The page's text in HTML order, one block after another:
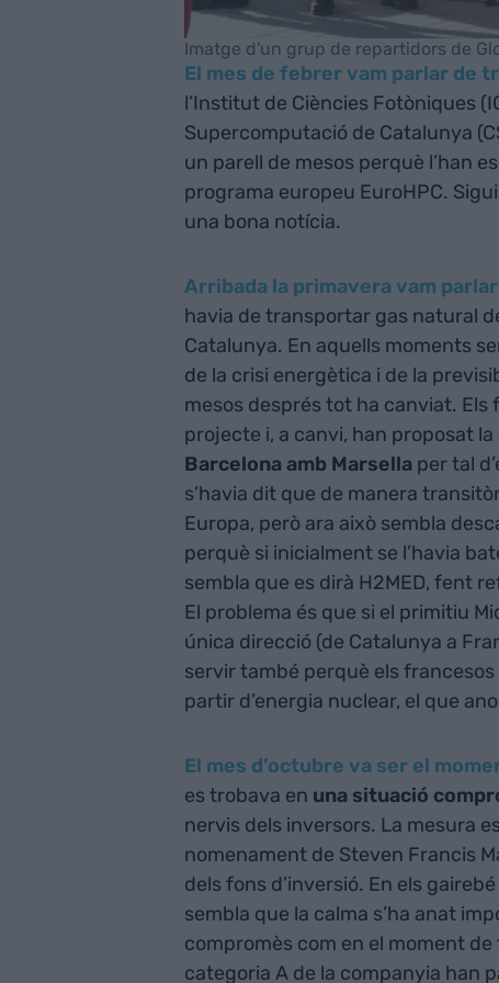
Imatge d'un grup de repartidors de
El mes de febrer vam parlar de
l’Institut de Ciències Fotòniques
Supercomputació de Catalunya
un parell de mesos perquè l’han
programa europeu EuroHPC.
una bona notícia.
Arribada la primavera vam
havia de transportar gas natural
Catalunya. En aquells moments
de la crisi energètica i de la
mesos després tot ha canviat.
projecte i, a canvi, han proposat la
Barcelona amb Marsellaper tal
s’havia dit que de manera
Europa, però ara això sembla
perquè si inicialment se l’havia
sembla que es dirà H2MED, fent
El problema és que si el primitiu
única direcció (de Catalunya a
servir també perquè els
partir d’energia nuclear, el que
El mes d’octubre va ser el
es trobava en una situació
nervis dels inversors. La mesura
nomenament de Steven Francis
dels fons d’inversió. En els
sembla que la calma s’ha anat
compromès com en el moment
categoria A de la companyia han